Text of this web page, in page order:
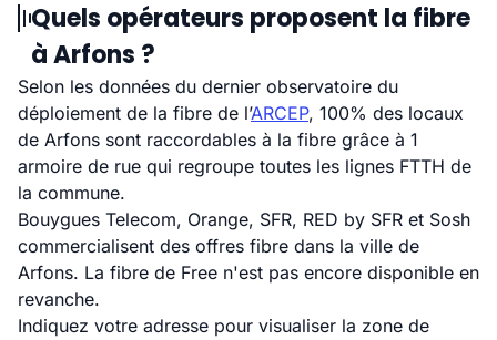
Quels opérateurs proposent la fibre
à Arfons ?
Selon les données du dernier observatoire du
déploiement de la fibre de l’ARCEP, 100% des locaux
de Arfons sont raccordables à la fibre grâce à 1
armoire de rue qui regroupe toutes les lignes FTTH de
la commune.
Bouygues Telecom, Orange, SFR, RED by SFR et Sosh
commercialisent des offres fibre dans la ville de
Arfons. La fibre de Free n'est pas encore disponible en
revanche.
Indiquez votre adresse pour visualiser la zone de